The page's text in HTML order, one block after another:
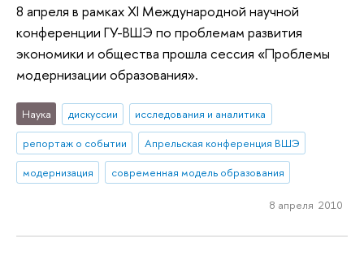
8 апреля в рамках XI Международной научной
конференции ГУ-ВШЭ по проблемам развития
экономики и общества прошла сессия «Проблемы
модернизации образования».
Наука дискуссии
исследования и аналитика
репортаж о событии
Апрельская конференция ВШЭ
модернизация
современная модель образования
8 апреля 2010